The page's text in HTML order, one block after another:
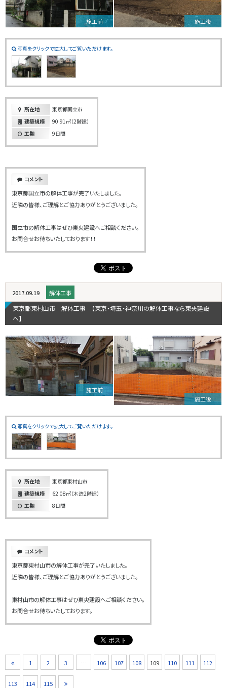
施工前 施工後
写真をクリックで拡大してご覧いただけます。
所在地
東京都国立市
建築規模
90.91㎡（2階建）
工期
9日間
コメント
東京都国立市の解体工事が完了いたしました。
近隣の皆様、ご理解とご協力ありがとうございました。
国立市の解体工事はぜひ東央建設へご相談ください。
お問合せお待ちいたしております！！
2017.09.19 解体工事
東京都東村山市 解体工事 【東京・埼玉・神奈川の解体工事なら東央建設
へ】
施工前
施工後
写真をクリックで拡大してご覧いただけます。
所在地
東京都東村山市
建築規模
62.08㎡（木造2階建）
工期
8日間
コメント
東京都東村山市の解体工事が完了いたしました。
近隣の皆様、ご理解とご協力ありがとうございました。
東村山市の解体工事はぜひ東央建設へご相談ください。
お問合せお待ちいたしております。
1 2 3 … 106 107 108 109 110 111 112
113 114 115